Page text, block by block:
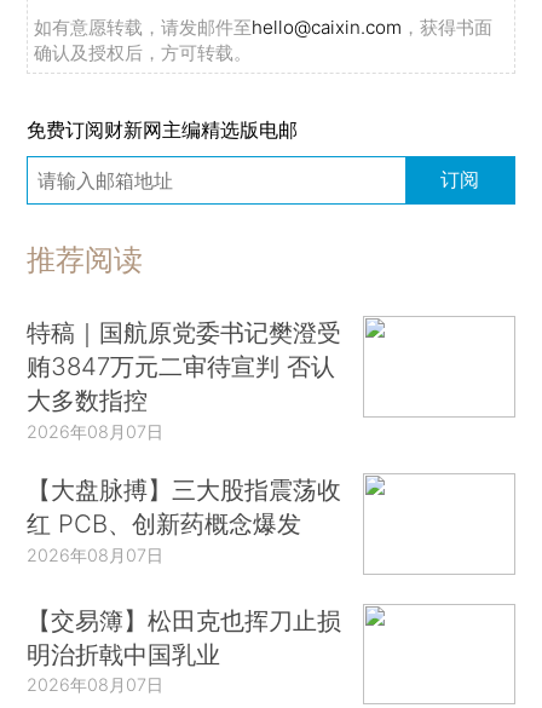
如有意愿转载，请发邮件至hello@caixin.com ，获得书面
确认及授权后，方可转载。
免费订阅财新网主编精选版电邮
订阅
推荐阅读
特稿｜国航原党委书记樊澄受
贿3847万元二审待宣判 否认
大多数指控
2026年08月07日
【大盘脉搏】三大股指震荡收
红 PCB、创新药概念爆发
2026年08月07日
【交易簿】松田克也挥刀止损
明治折戟中国乳业
2026年08月07日